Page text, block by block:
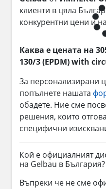
клиенти в цяла
конкурентни цени и
Каква е цената на
130/3 (EPDM) with
За персонализирани
попълнете нашата
обадете. Ние сме
решения, които
специфични
Кой е официалният
на Gelbau в България?
Въпреки че не сме